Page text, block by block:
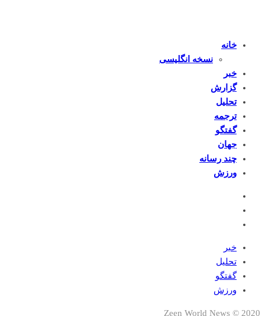
خانه
نسخه انگلیسی
خبر
گزارش
تحلیل
ترجمه
گفتگو
جهان
چند رسانه
ورزش
خبر
تحلیل
گفتگو
ورزش
2020 © Zeen World News